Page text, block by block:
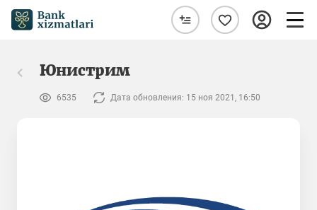
Юнистрим
6535 Дата обновления: 15 ноя 2021, 16:50